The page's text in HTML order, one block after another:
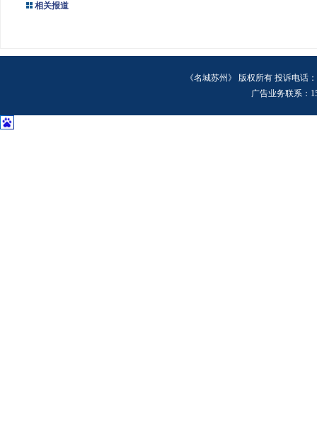
相关报道
《名城苏州》 版权所有 投诉电话
广告业务联系：